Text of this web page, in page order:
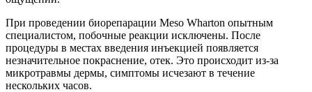
При проведении биорепарации Meso Wharton опытным
специалистом, побочные реакции исключены. После
процедуры в местах введения инъекцией появляется
незначительное покраснение, отек. Это происходит из-за
микротравмы дермы, симптомы исчезают в течение
нескольких часов.